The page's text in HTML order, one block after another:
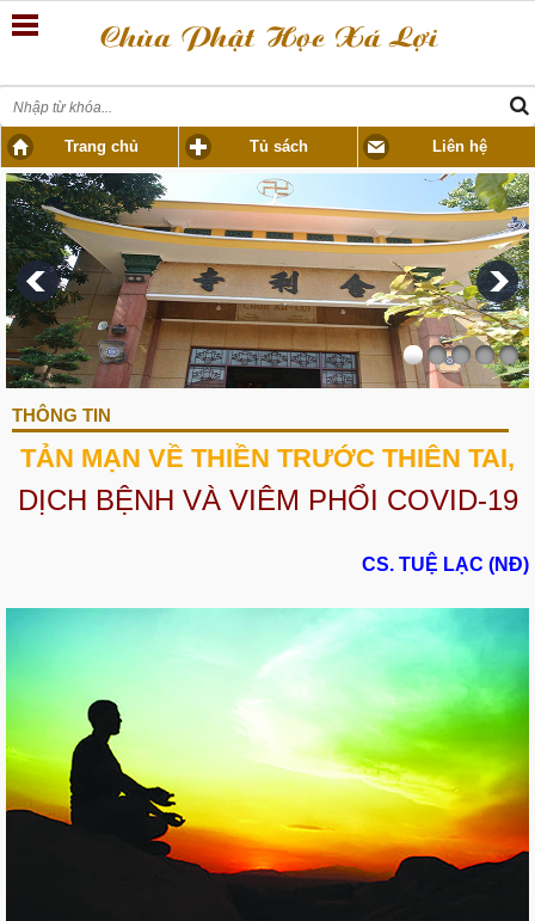
Trang chủ Tủ sách Liên hệ
THÔNG TIN
TẢN MẠN VỀ THIỀN TRƯỚC THIÊN TAI,
DỊCH BỆNH VÀ VIÊM PHỔI COVID-19
CS. TUỆ LẠC (NĐ)